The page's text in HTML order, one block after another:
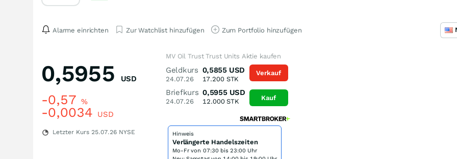
Alarme einrichten Zur Watchlist hinzufügen Zum Portfolio hinzufügen
0,5955 USD
-0,57 %
-0,0034 USD
Letzter Kurs 25.07.26 NYSE
MV Oil Trust Trust Units Aktie kaufen
Geldkurs
24.07.26
0,5855 USD
17.200STK
Briefkurs
24.07.26
0,5955 USD
12.000STK
Verkauf
Kauf
Hinweis
Verlängerte Handelszeiten
Mo-Fr von 07:30 bis 23:00 Uhr